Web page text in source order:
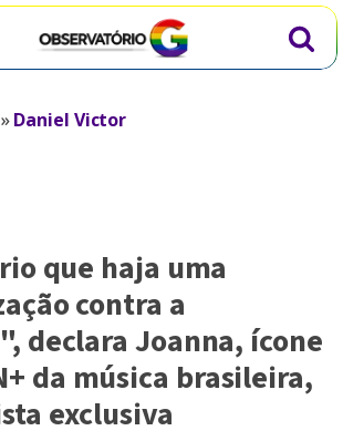
»Daniel Victor
que haja uma
contra a
declara Joanna, ícone
da música brasileira,
exclusiva